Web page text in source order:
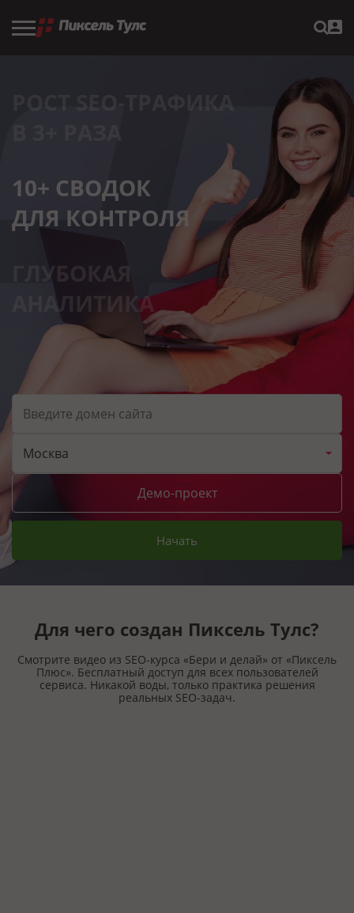
10+ СВОДОК
ДЛЯ КОНТРОЛЯ
ГЛУБОКАЯ
АНАЛИТИКА
Москва
Демо-проект
Начать
Для чего создан Пиксель Тулс?
Смотрите видео из SEO-курса «Бери и делай» от «Пиксель
Плюс». Бесплатный доступ для всех пользователей
сервиса. Никакой воды, только практика решения
реальных SEO-задач.